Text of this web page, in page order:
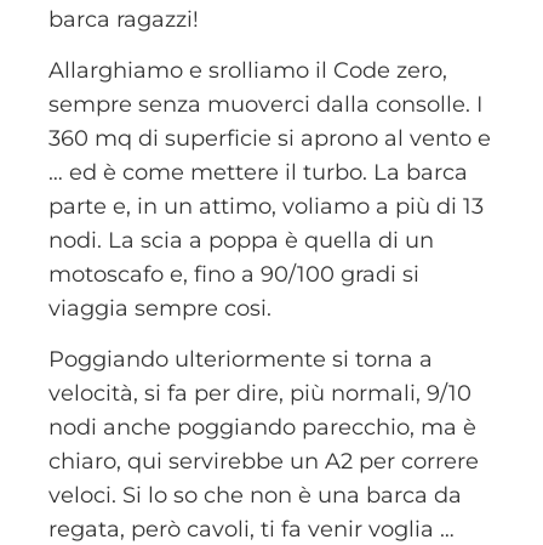
barca ragazzi!
Allarghiamo e srolliamo il Code zero,
sempre senza muoverci dalla consolle. I
360 mq di superficie si aprono al vento e
… ed è come mettere il turbo. La barca
parte e, in un attimo, voliamo a più di 13
nodi. La scia a poppa è quella di un
motoscafo e, fino a 90/100 gradi si
viaggia sempre cosi.
Poggiando ulteriormente si torna a
velocità, si fa per dire, più normali, 9/10
nodi anche poggiando parecchio, ma è
chiaro, qui servirebbe un A2 per correre
veloci. Si lo so che non è una barca da
regata, però cavoli, ti fa venir voglia …